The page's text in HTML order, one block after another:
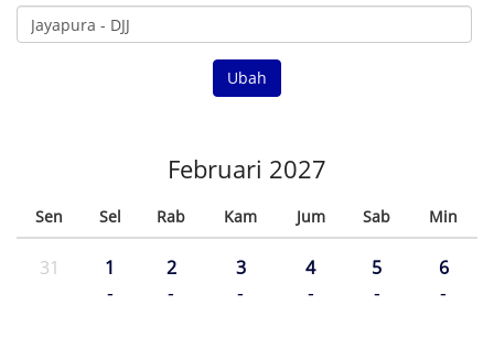
Ubah
Februari 2027
Sen Sel Rab Kam Jum Sab Min
31 1
-
2
-
3
-
4
-
5
-
6
-